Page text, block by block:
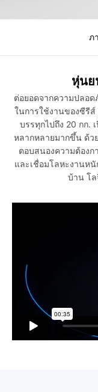
ภ
หุ่นย
ต่อยอดจากความปลอ
ในการใช้งานของซีรี
บรรทุกไปถึง 20 กก.
หลากหลายมากขึ้น ด้ว
ตอบสนองความต้องก
และเชื่อมโลหะงานห
บ้าน โ